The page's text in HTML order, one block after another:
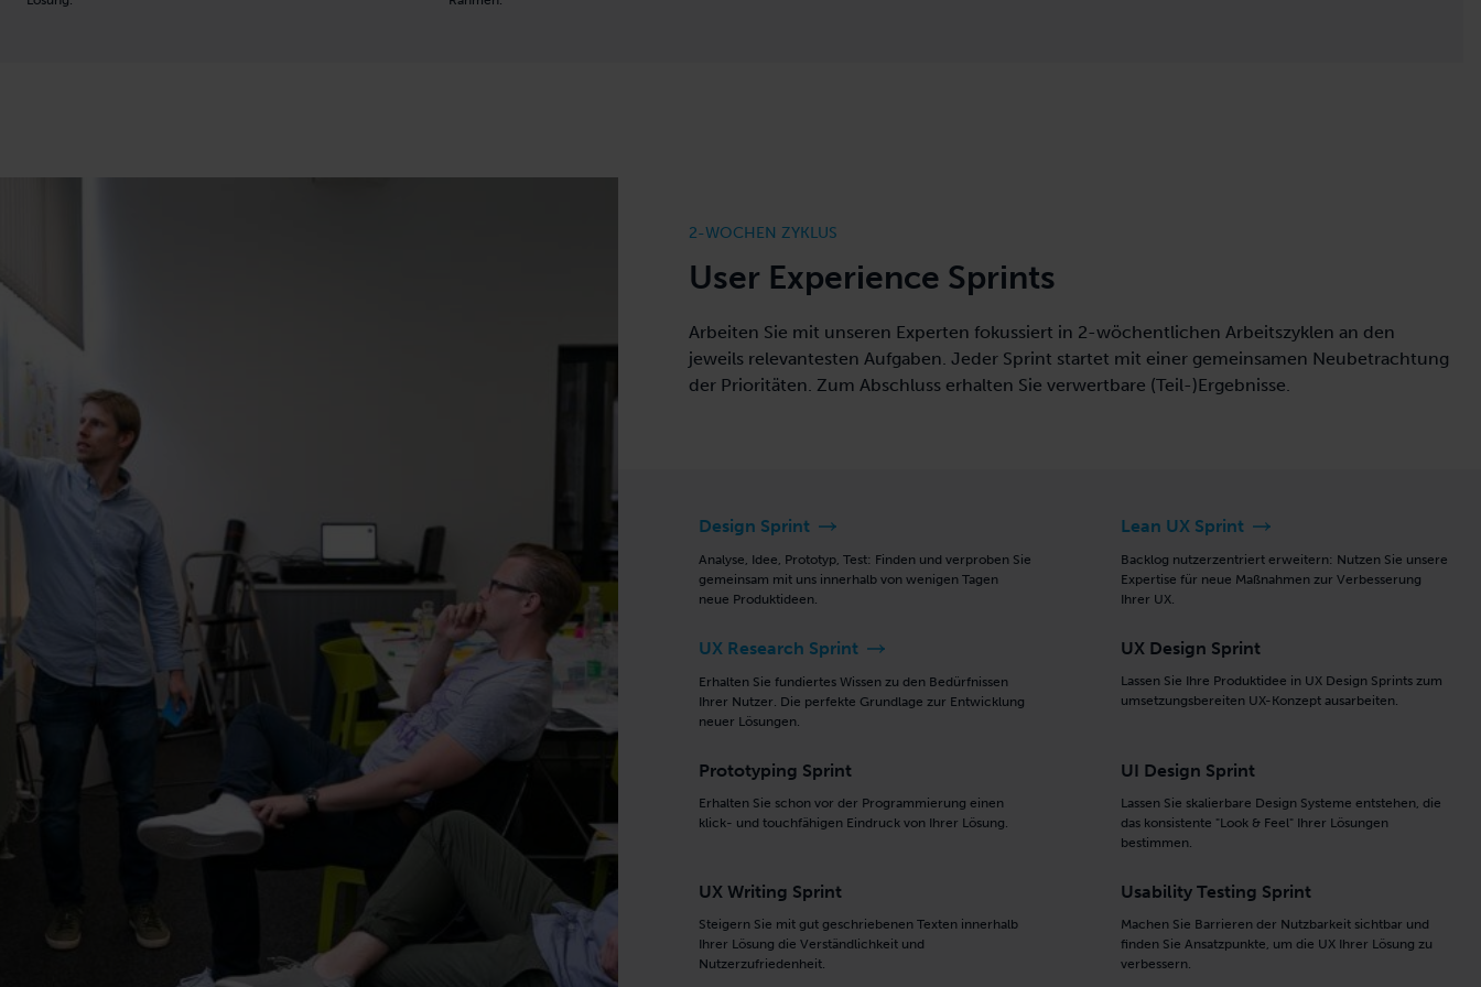
2-WOCHEN ZYKLUS
User Experience Sprints
Arbeiten Sie mit unseren Experten fokussiert in 2-wöchentlichen Arbeitszyklen an den
jeweils relevantesten Aufgaben. Jeder Sprint startet mit einer gemeinsamen Neubetrachtung
der Prioritäten. Zum Abschluss erhalten Sie verwertbare (Teil-)Ergebnisse.
Design Sprint
Analyse, Idee, Prototyp, Test: Finden und verproben Sie
gemeinsam mit uns innerhalb von wenigen Tagen
neue Produktideen.
Lean UX Sprint
Backlog nutzerzentriert erweitern: Nutzen Sie unsere
Expertise für neue Maßnahmen zur Verbesserung
Ihrer UX.
UX Research Sprint
Erhalten Sie fundiertes Wissen zu den Bedürfnissen
Ihrer Nutzer. Die perfekte Grundlage zur Entwicklung
neuer Lösungen.
UX Design Sprint
Lassen Sie Ihre Produktidee in UX Design Sprints zum
umsetzungsbereiten UX-Konzept ausarbeiten.
Prototyping Sprint
Erhalten Sie schon vor der Programmierung einen
klick- und touchfähigen Eindruck von Ihrer Lösung.
UI Design Sprint
Lassen Sie skalierbare Design Systeme entstehen, die
das konsistente "Look & Feel" Ihrer Lösungen
bestimmen.
UX Writing Sprint
Steigern Sie mit gut geschriebenen Texten innerhalb
Ihrer Lösung die Verständlichkeit und
Nutzerzufriedenheit.
Usability Testing Sprint
Machen Sie Barrieren der Nutzbarkeit sichtbar und
finden Sie Ansatzpunkte, um die UX Ihrer Lösung zu
verbessern.